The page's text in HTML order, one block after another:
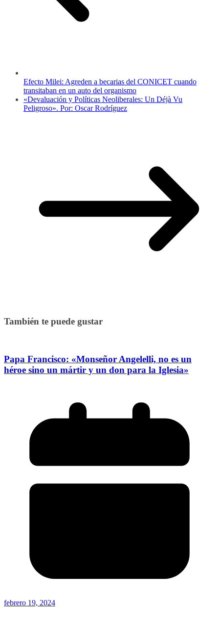
Efecto Milei: Agreden a becarias del CONICET cuando
transitaban en un auto del organismo
«Devaluación y Políticas Neoliberales: Un Déjà Vu
Peligroso». Por: Oscar Rodríguez
También te puede gustar
Papa Francisco: «Monseñor Angelelli, no es un
héroe sino un mártir y un don para la Iglesia»
febrero 19, 2024